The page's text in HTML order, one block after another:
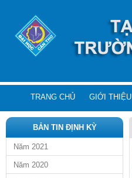
TRANG CHỦ GIỚI THIỆU
BẢN TIN ĐỊNH KỲ
Năm 2021
Năm 2020